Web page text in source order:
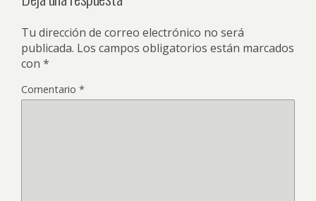
Tu dirección de correo electrónico no será
publicada. Los campos obligatorios están marcados
con *
Comentario *